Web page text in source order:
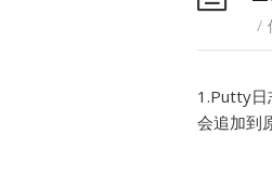
/
1.Putty日
会追加到